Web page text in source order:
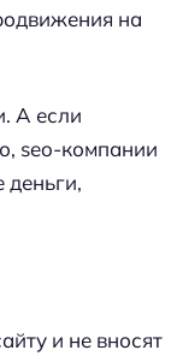
на
А если
seo-компании
деньги,
и не вносят